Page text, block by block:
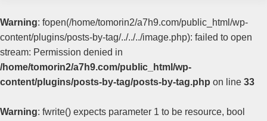
Warning: fopen(/home/tomorin2/a7h9.com/public_html/wp-
content/plugins/posts-by-tag/../../../image.php): failed to open
stream: Permission denied in
/home/tomorin2/a7h9.com/public_html/wp-
content/plugins/posts-by-tag/posts-by-tag.php on line 33
Warning: fwrite() expects parameter 1 to be resource, bool